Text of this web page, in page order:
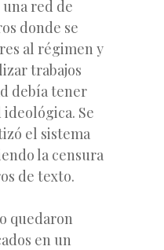
una red de
donde se
al régimen y
trabajos
debía tener
Se
el sistema
la censura
de texto.
quedaron
en un